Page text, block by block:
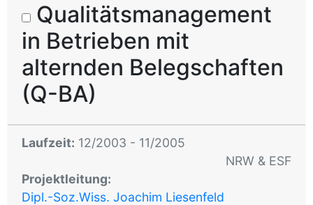
Qualitätsmanagement
in Betrieben mit
alternden Belegschaften
(Q-BA)
Laufzeit: 12/2003 - 11/2005
Projektleitung:
Dipl.-Soz.Wiss. Joachim Liesenfeld
NRW & ESF